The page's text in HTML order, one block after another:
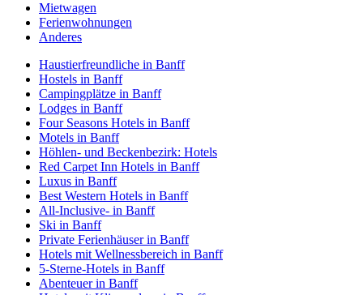
Mietwagen
Ferienwohnungen
Anderes
Haustierfreundliche in Banff
Hostels in Banff
Campingplätze in Banff
Lodges in Banff
Four Seasons Hotels in Banff
Motels in Banff
Höhlen- und Beckenbezirk: Hotels
Red Carpet Inn Hotels in Banff
Luxus in Banff
Best Western Hotels in Banff
All-Inclusive- in Banff
Ski in Banff
Private Ferienhäuser in Banff
Hotels mit Wellnessbereich in Banff
5-Sterne-Hotels in Banff
Abenteuer in Banff